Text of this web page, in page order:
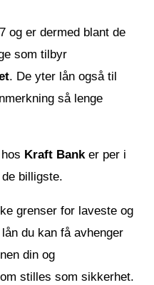
og er dermed blant de
som tilbyr
. De yter lån også til
så lenge
Kraft Banker per i
billigste.
grenser for laveste og
du kan få avhenger
din og
stilles som sikkerhet.